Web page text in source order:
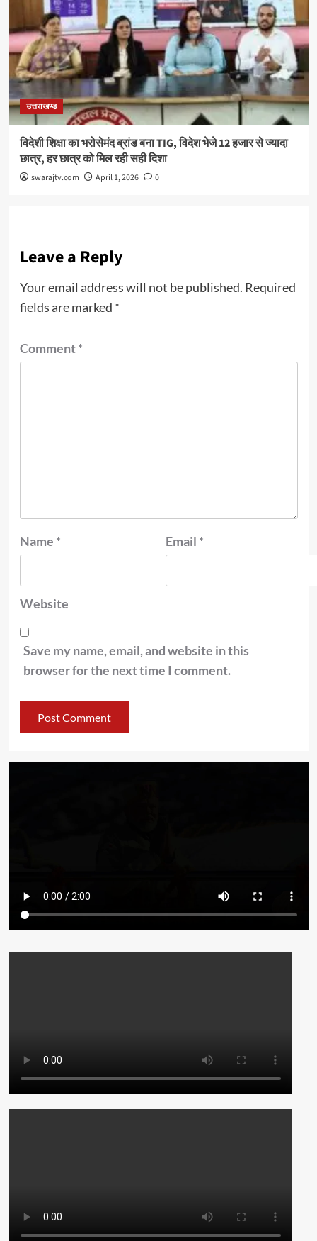
उत्तराखण्ड
विदेशी शिक्षा का भरोसेमंद ब्रांड बना TIG, विदेश भेजे 12 हजार से ज्यादा
छात्र, हर छात्र को मिल रही सही दिशा
swarajtv.com April 1, 2026 0
Leave a Reply
Your email address will not be published. Required
fields are marked *
Comment*
Name * Email *
Website
Save my name, email, and website in this
browser for the next time I comment.